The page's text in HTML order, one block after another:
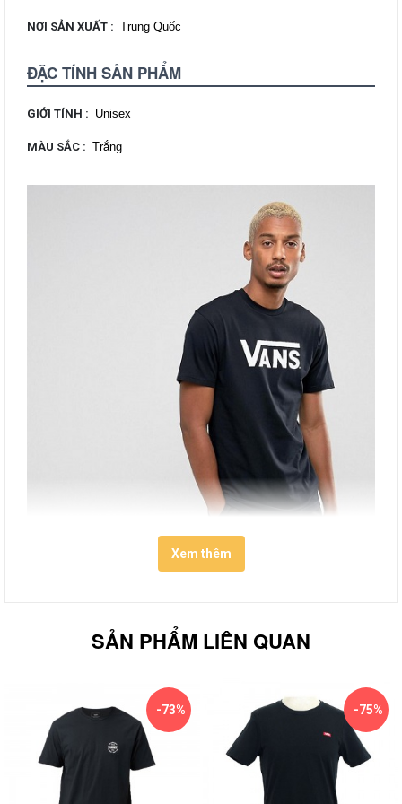
NƠI SẢN XUẤT : Trung Quốc
ĐẶC TÍNH SẢN PHẨM
GIỚI TÍNH : Unisex
MÀU SẮC : Trắng
giá cao bởi thiết kế đậm chất thể thao, đa dạng kiểu
dáng phù hợp với nhiều lứa tuổi.
Thời trang Vans có đặc điểm chung là mang kiểu
dáng phù hợp cho cả nam và nữ.Cùng nhiều mẫu mã đa
dạng thích hợp với nhiều lứa tuổi và có độ bên cao, giá
Xem thêm
SẢN PHẨM LIÊN QUAN
-73% -75%